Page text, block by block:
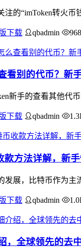
注的“imToken转火
下载 qbadmin 968
看别的代币？新
新手的查看其他代
下载 qbadmin
款方法详解，新
发展，比特币作为
下载 qbadmin
，全球领先的去